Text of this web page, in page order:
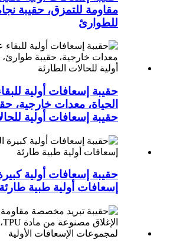
مقاومة للتمزق، حقيبة
للطوارئ
حقيبة إسعافات أولية
الحياة، معدات خارجية،
حقيبة إسعافات أولية
حقيبة إسعافات أولية
إسعافات أولية طبية طارئة